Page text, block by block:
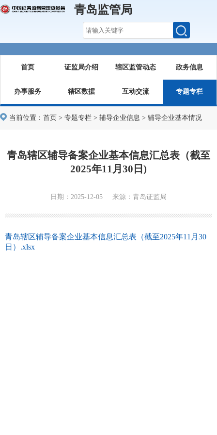
青岛监管局
首页 证监局介绍 辖区监管动态 政务信息
办事服务 辖区数据 互动交流 专题专栏
当前位置： 首页 > 专题专栏 > 辅导企业信息 > 辅导企业基本情况
青岛辖区辅导备案企业基本信息汇总表（截至
2025年11月30日)
日期：2025-12-05 来源：青岛证监局
青岛辖区辅导备案企业基本信息汇总表（截至2025年11月30
日）.xlsx